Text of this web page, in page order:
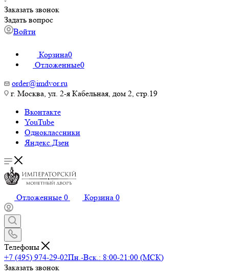
Заказать звонок
Задать вопрос
Войти
Корзина0
Отложенные0
order@imdvor.ru
г. Москва, ул. 2-я Кабельная, дом 2, стр.19
Вконтакте
YouTube
Одноклассники
Яндекс.Дзен
Отложенные 0 Корзина 0
Телефоны
+7 (495) 974-29-02Пн.-Вск.: 8:00-21:00 (МСК)
Заказать звонок